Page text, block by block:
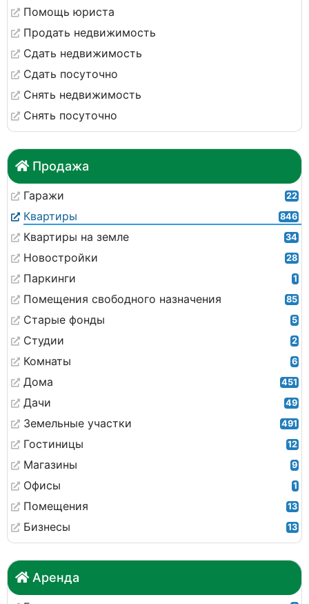
Помощь юриста
Продать недвижимость
Сдать недвижимость
Сдать посуточно
Снять недвижимость
Снять посуточно
Продажа
Гаражи 22
Квартиры 846
Квартиры на земле 34
Новостройки 28
Паркинги 1
Помещения свободного назначения 85
Старые фонды 5
Студии 2
Комнаты 6
Дома 451
Дачи 49
Земельные участки 491
Гостиницы 12
Магазины 9
Офисы 1
Помещения 13
Бизнесы 13
Аренда